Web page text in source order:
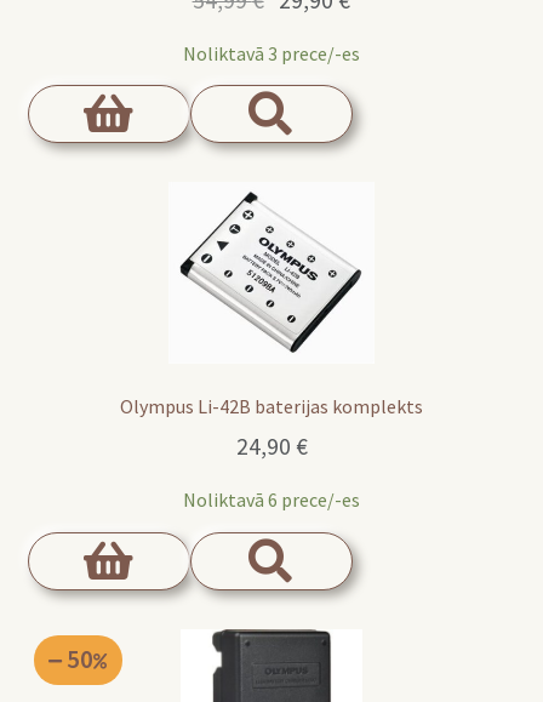
was:
54,99 €.
is:
Noliktavā 3 prece/-es
Olympus Li-42B baterijas komplekts
24,90 €
Noliktavā 6 prece/-es
50